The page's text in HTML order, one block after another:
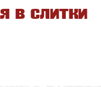
в слитки